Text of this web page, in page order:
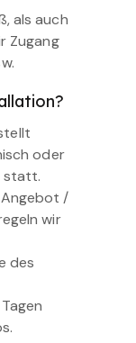
als auch
Zugang
oder
statt.
Angebot /
wir
des